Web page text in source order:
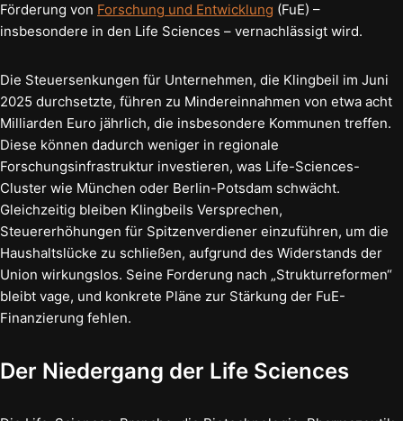
Förderung von Forschung und Entwicklung (FuE) –
insbesondere in den Life Sciences – vernachlässigt wird.
Die Steuersenkungen für Unternehmen, die Klingbeil im Juni
2025 durchsetzte, führen zu Mindereinnahmen von etwa acht
Milliarden Euro jährlich, die insbesondere Kommunen treffen.
Diese können dadurch weniger in regionale
Forschungsinfrastruktur investieren, was Life-Sciences-
Cluster wie München oder Berlin-Potsdam schwächt.
Gleichzeitig bleiben Klingbeils Versprechen,
Steuererhöhungen für Spitzenverdiener einzuführen, um die
Haushaltslücke zu schließen, aufgrund des Widerstands der
Union wirkungslos. Seine Forderung nach „Strukturreformen“
bleibt vage, und konkrete Pläne zur Stärkung der FuE-
Finanzierung fehlen.
Der Niedergang der Life Sciences